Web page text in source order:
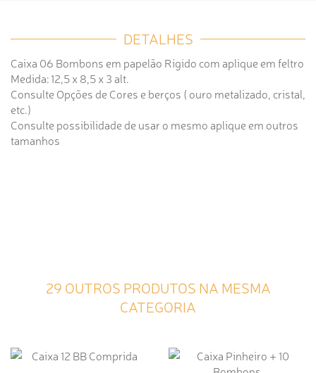
DETALHES
Caixa 06 Bombons em papelão Rígido com aplique em feltro
Medida: 12,5 x 8,5 x 3 alt.
Consulte Opções de Cores e berços ( ouro metalizado, cristal,
etc.)
Consulte possibilidade de usar o mesmo aplique em outros
tamanhos
29 OUTROS PRODUTOS NA MESMA
CATEGORIA